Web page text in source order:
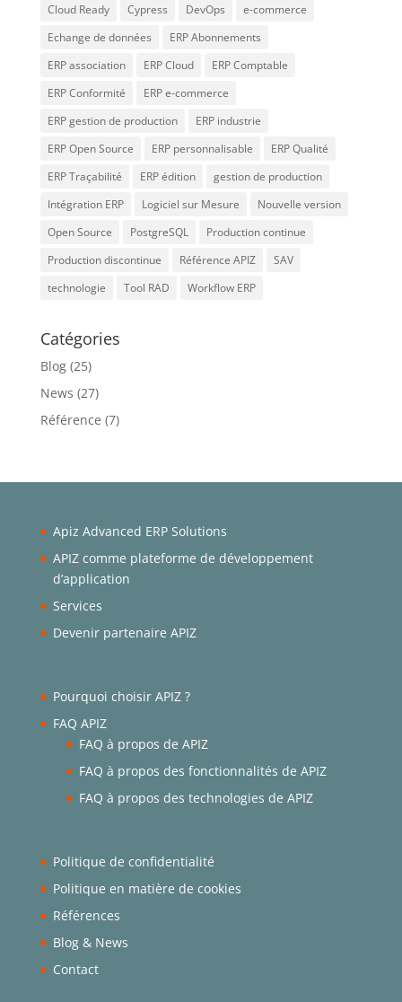
Cloud Ready
Cypress DevOps
e-commerce
Echange de données
ERP Abonnements
ERP association
ERP Cloud
ERP Comptable
ERP Conformité
ERP e-commerce
ERP gestion de production
ERP industrie
ERP Open Source
ERP personnalisable
ERP Qualité
ERP Traçabilité
ERP édition
gestion de production
Intégration ERP
Logiciel sur Mesure
Nouvelle version
Open Source
PostgreSQL
Production continue
Production discontinue
Référence APIZ
SAV
technologie
Tool RAD Workflow ERP
Catégories
Blog(25)
News (27)
Référence (7)
Apiz Advanced ERP Solutions
APIZ comme plateforme de développement
d’application
Services
Devenir partenaire APIZ
Pourquoi choisir APIZ ?
FAQ APIZ
FAQ à propos de APIZ
FAQ à propos des fonctionnalités de APIZ
FAQ à propos des technologies de APIZ
Politique de confidentialité
Politique en matière de cookies
Références
Blog & News
Contact